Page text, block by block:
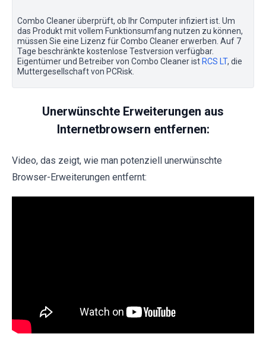
Combo Cleaner überprüft, ob Ihr Computer infiziert ist. Um
das Produkt mit vollem Funktionsumfang nutzen zu können,
müssen Sie eine Lizenz für Combo Cleaner erwerben. Auf 7
Tage beschränkte kostenlose Testversion verfügbar.
Eigentümer und Betreiber von Combo Cleaner ist RCS LT, die
Muttergesellschaft von PCRisk.
Unerwünschte Erweiterungen aus
Internetbrowsern entfernen:
Video, das zeigt, wie man potenziell unerwünschte
Browser-Erweiterungen entfernt: